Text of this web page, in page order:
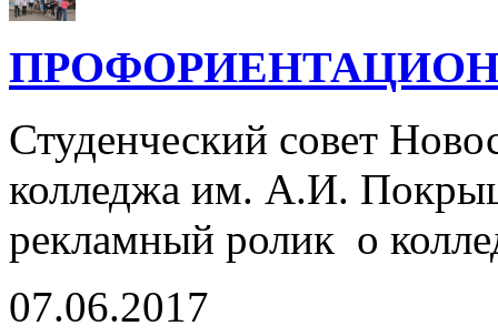
Студенческий совет
колледжа им. А.И.
рекламный ролик о
07.06.2017